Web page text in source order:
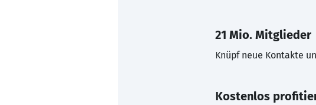
21 Mio. Mitglieder
Knüpf neue Kontakte
Kostenlos